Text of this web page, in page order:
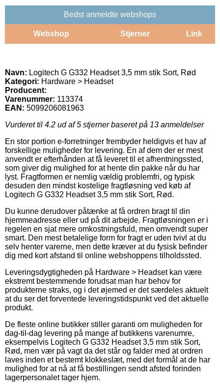
Bedst anmeldte webshops
Webshop Stjerner Link
Navn: Logitech G G332 Headset 3,5 mm stik Sort, Rød
Kategori: Hardware > Headset
Producent:
Varenummer: 113374
EAN: 5099206081963
Vurderet til 4.2 ud af 5 stjerner baseret på 13 anmeldelser
En stor portion e-forretninger frembyder heldigvis et hav af
forskellige muligheder for levering. En af dem der er mest
anvendt er efterhånden at få leveret til et afhentningssted,
som giver dig mulighed for at hente din pakke når du har
lyst. Fragtformen er nemlig vældig problemfri, og typisk
desuden den mindst kostelige fragtløsning ved køb af
Logitech G G332 Headset 3,5 mm stik Sort, Rød.
Du kunne derudover påtænke at få ordren bragt til din
hjemmeadresse eller ud på dit arbejde. Fragtløsningen er i
regelen en sjat mere omkostningsfuld, men omvendt super
smart. Den mest betalelige form for fragt er uden tvivl at du
selv henter varerne, men dette kræver at du fysisk befinder
dig med kort afstand til online webshoppens tilholdssted.
Leveringsdygtigheden på Hardware > Headset kan være
ekstremt bestemmende forudsat man har behov for
produkterne straks, og i det øjemed er det særdeles aktuelt
at du ser det forventede leveringstidspunkt ved det aktuelle
produkt.
De fleste online butikker stiller garanti om muligheden for
dag-til-dag levering på mange af butikkens varenumre,
eksempelvis Logitech G G332 Headset 3,5 mm stik Sort,
Rød, men vær på vagt da det står og falder med at ordren
laves inden et bestemt klokkeslæt, med det formål at de har
mulighed for at nå at få bestillingen sendt afsted forinden
lagerpersonalet tager hjem.